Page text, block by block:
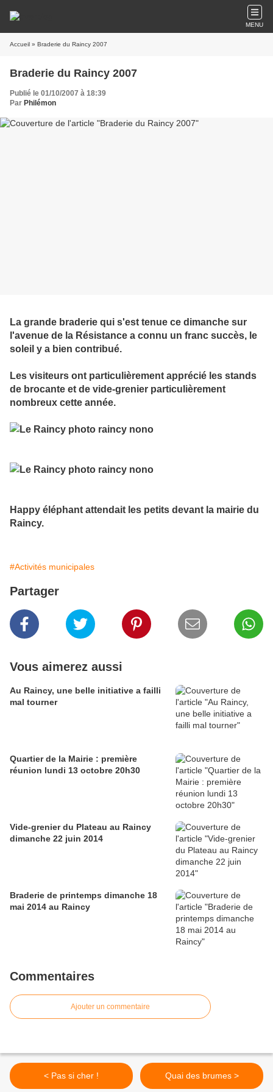
MENU
Accueil » Braderie du Raincy 2007
Braderie du Raincy 2007
Publié le 01/10/2007 à 18:39
Par Philémon
La grande braderie qui s'est tenue ce dimanche sur
l'avenue de la Résistance a connu un franc succès, le
soleil y a bien contribué.
Les visiteurs ont particulièrement apprécié les stands
de brocante et de vide-grenier particulièrement
nombreux cette année.
Happy éléphant attendait les petits devant la mairie du
Raincy.
#Activités municipales
Partager
Vous aimerez aussi
Au Raincy, une belle initiative a failli
mal tourner
Quartier de la Mairie : première
réunion lundi 13 octobre 20h30
Vide-grenier du Plateau au Raincy
dimanche 22 juin 2014
Braderie de printemps dimanche 18
mai 2014 au Raincy
Commentaires
Ajouter un commentaire
< Pas si cher ! Quai des brumes >